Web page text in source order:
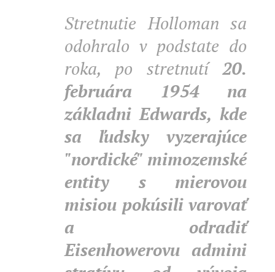
Stretnutie Holloman sa
odohralo v podstate do
roka, po stretnutí 20.
februára 1954
na
základni Edwards, kde
sa ľudsky vyzerajúce
"nordické" mimozemské
entity s mierovou
misiou pokúsili varovať
a odradiť
Eisenhowerovu admini